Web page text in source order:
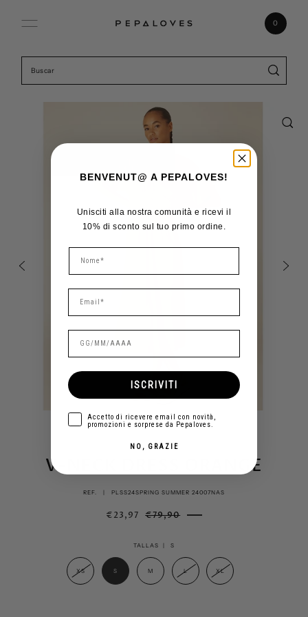
0
V-NECK DRESS ORANGE
REF. | PLSS24SPRING SUMMER 24007NAS
€23,97 €79,90
TALLAS | S
XS S M L XL
BENVENUT@ A PEPALOVES!
Unisciti alla nostra comunità e ricevi il
10% di sconto sul tuo primo ordine.
ISCRIVITI
aceptarAccetto di ricevere email con novità,
promozioni e sorprese da Pepaloves.
NO, GRAZIE